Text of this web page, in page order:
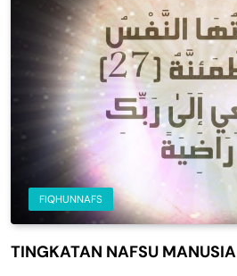
FIQHUNNAFS
TINGKATAN NAFSU MANUSIA